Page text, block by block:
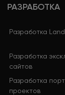
РАЗРАБОТКА
Разработка
Разработка
сайтов
Разработка
проектов